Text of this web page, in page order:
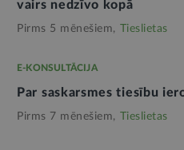
vairs nedzīvo kopā
Pirms 5 mēnešiem, Tieslietas
E-KONSULTĀCIJA
Par saskarsmes tiesību
Pirms 7 mēnešiem, Tieslietas